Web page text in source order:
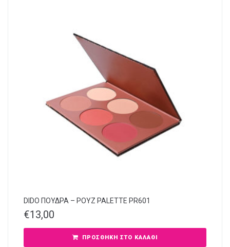
DIDO ΠΟΥΔΡΑ – ΡΟΥΖ PALETTE PR601
€13,00
ΠΡΟΣΘΉΚΗ ΣΤΟ ΚΑΛΆΘΙ